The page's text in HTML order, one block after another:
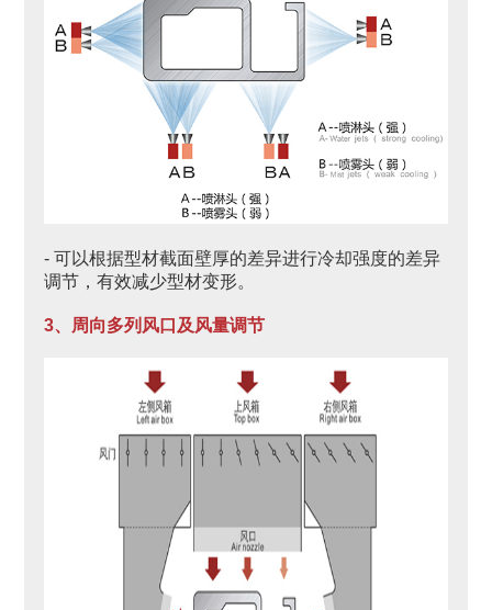
- 可以根据型材截面壁厚的差异进行冷却强度的差异
调节，有效减少型材变形。
3、周向多列风口及风量调节